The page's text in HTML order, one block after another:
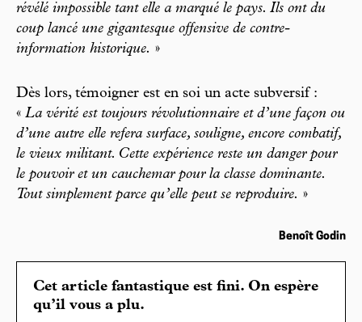
révélé impossible tant elle a marqué le pays. Ils ont du
coup lancé une gigantesque offensive de contre-
information historique. »
Dès lors, témoigner est en soi un acte subversif :
« La vérité est toujours révolutionnaire et d’une façon ou
d’une autre elle refera surface, souligne, encore combatif,
le vieux militant. Cette expérience reste un danger pour
le pouvoir et un cauchemar pour la classe dominante.
Tout simplement parce qu’elle peut se reproduire. »
Benoît Godin
Cet article fantastique est fini. On espère
qu’il vous a plu.